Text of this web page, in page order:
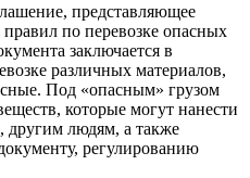
представляющее
по перевозке опасных
заключается в
различных материалов,
Под «опасным» грузом
которые могут нанести
другим людям, а также
регулированию